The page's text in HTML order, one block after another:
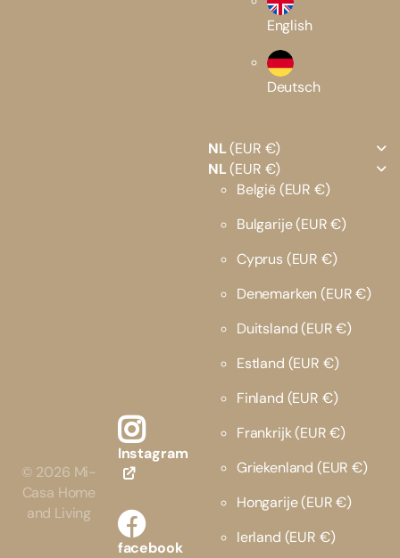
© 2026 Mi-
Casa Home
and Living
Instagram
facebook
English
Deutsch
NL(EUR €)
NL(EUR €)
België(EUR €)
Bulgarije(EUR €)
Cyprus (EUR €)
Denemarken(EUR €)
Duitsland(EUR €)
Estland (EUR €)
Finland (EUR €)
Frankrijk(EUR €)
Griekenland (EUR €)
Hongarije(EUR €)
Ierland (EUR €)